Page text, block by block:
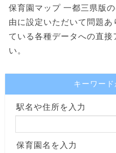
保育園マップ 一都三県版
由に設定いただいて問題
ている各種データへの直接
い。
キーワー
駅名や住所を入力
保育園名を入力